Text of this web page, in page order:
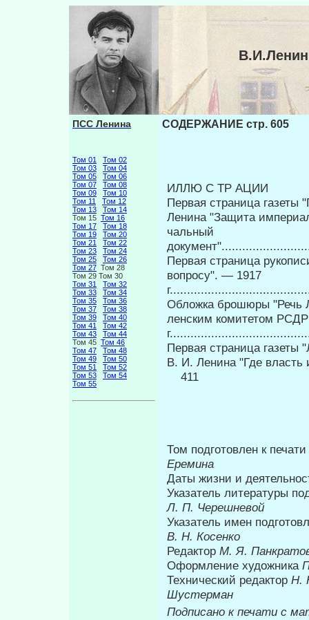
ПСС Ленина
Том 01
Том 02
Том 03
Том 04
Том 05
Том 06
Том 07
Том 08
Том 09
Том 10
Том 11
Том 12
Том 13
Том 14
Том 15 Том 16
Том 17
Том 18
Том 19
Том 20
Том 21
Том 22
Том 23
Том 24
Том 25
Том 26
Том 27 Том 28
Том 29 Том 30
Том 31
Том 32
Том 33
Том 34
Том 35
Том 36
Том 37
Том 38
Том 39
Том 40
Том 41
Том 42
Том 43
Том 44
Том 45 Том 46
Том 47
Том 48
Том 49
Том 50
Том 51
Том 52
Том 53
Том 54
Том 55
СОДЕРЖАНИЕ стр. 605
ИЛЛЮ С ТР АЦИИ
Первая страница
Ленина "Защита
чальный
Первая страница
вопросу". — 1917
Обложка брошюры "Речь
ленским комитетом
Первая страница газеты
В. И. Ленина "Где
411
Том подготовлен к печати
Еремина
Даты жизни и
Указатель литературы
Л. П. Черешневой
Указатель имен
В. Н. Косенко
Редактор М. Я.
Оформление художника
Технический редактор Η.
Шустерман
Подписано к печати с